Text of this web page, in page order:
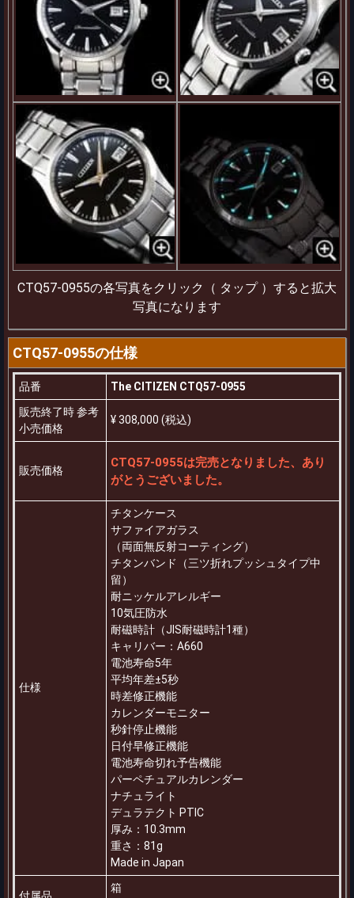
CTQ57-0955の各写真をクリック（ タップ ）すると拡大
写真になります
CTQ57-0955の仕様
品番
The CITIZEN CTQ57-0955
販売終了時 参考
小売価格
¥ 308,000 (税込)
販売価格
CTQ57-0955は完売となりました、あり
がとうございました。
仕様
チタンケース
サファイアガラス
（両面無反射コーティング）
チタンバンド（三ツ折れプッシュタイプ中
留）
耐ニッケルアレルギー
10気圧防水
耐磁時計（JIS耐磁時計1種）
キャリバー：A660
電池寿命5年
平均年差±5秒
時差修正機能
カレンダーモニター
秒針停止機能
日付早修正機能
電池寿命切れ予告機能
パーペチュアルカレンダー
ナチュライト
デュラテクト PTIC
厚み：10.3mm
重さ：81g
Made in Japan
箱